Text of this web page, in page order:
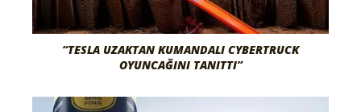
“TESLA UZAKTAN KUMANDALI CYBERTRUCK
OYUNCAĞINI TANITTI”